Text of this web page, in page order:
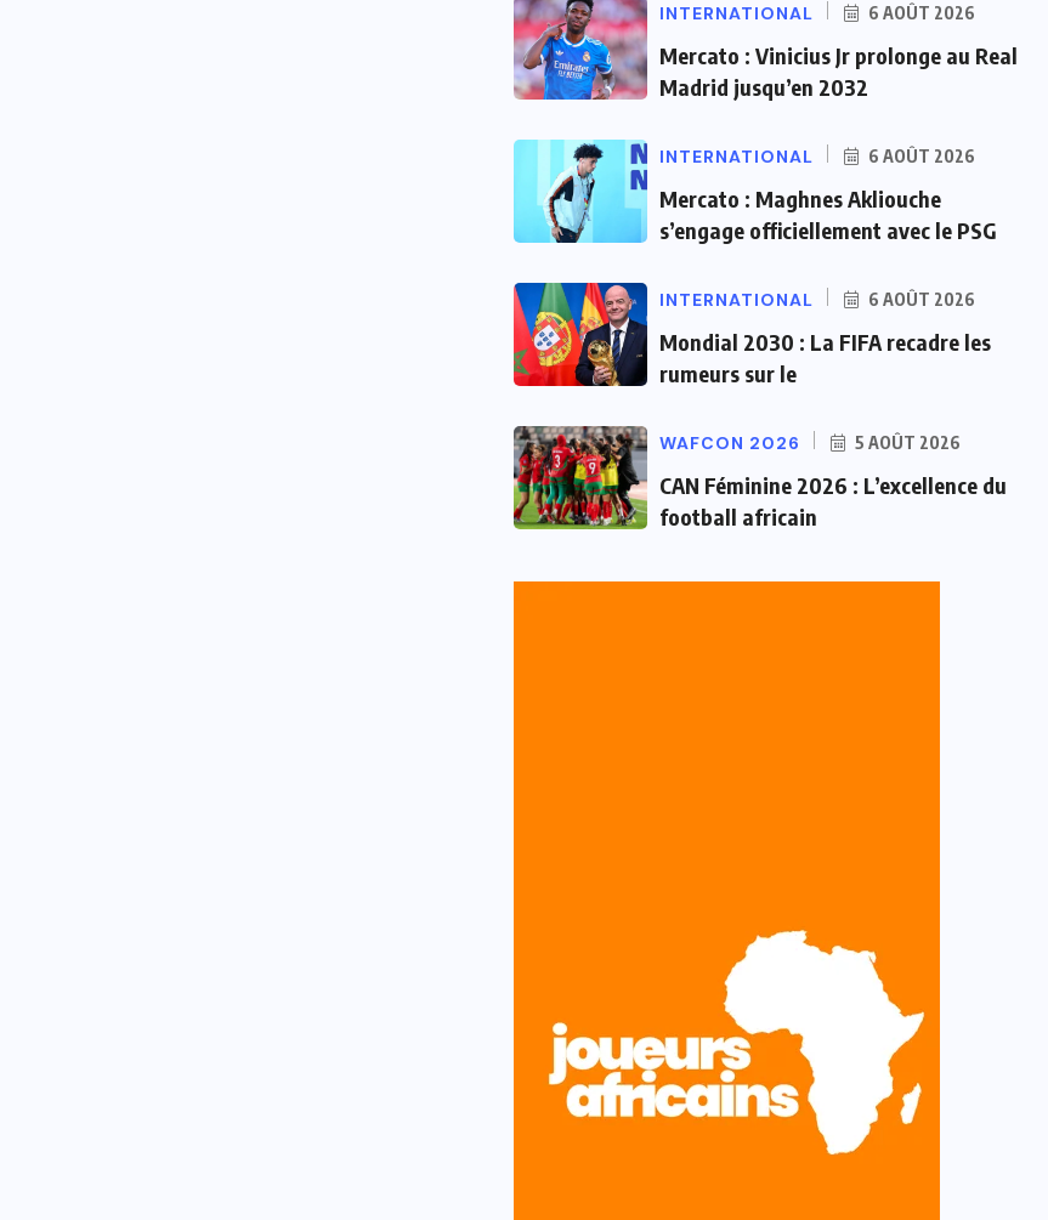
INTERNATIONAL 6 AOÛT 2026
Mercato : Vinicius Jr prolonge au Real
Madrid jusqu’en 2032
INTERNATIONAL 6 AOÛT 2026
Mercato : Maghnes Akliouche
s’engage officiellement avec le PSG
INTERNATIONAL 6 AOÛT 2026
Mondial 2030 : La FIFA recadre les
rumeurs sur le
WAFCON 2026 5 AOÛT 2026
CAN Féminine 2026 : L’excellence du
football africain